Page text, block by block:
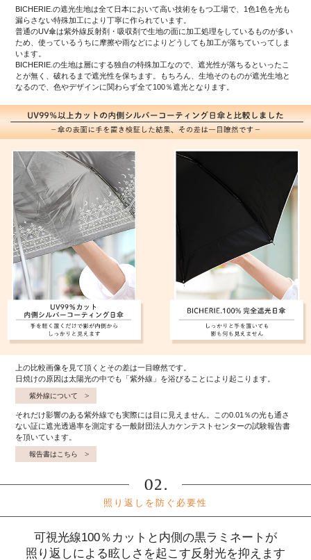
BICHERIE.の遮光生地は全て日本において高い技術をもつ工場で、1色1色を光も
漏らさない特殊加工により丁寧に作られています。
普通のUV傘は紫外線反射剤・吸収剤で生地の面に加工処理をしているものが多い
ため、使っているうちに摩擦や雨などによりどうしても加工が落ちていってしま
います。
BICHERIE.の生地は層にする独自の特殊加工なので、遮光性が落ちるといったこ
とが無く、破れるまで遮光性を保ちます。もちろん、生地そのものが遮光生地と
なるので、色やデザインに関わらず全て100％遮光となります。
上の比較画像を見て頂くとその差は一目瞭然です。
日焼けの原因は太陽光の中でも「紫外線」を浴びることにより起こります。
紫外線について
それだけ影響のある紫外線でも実際には目に見えません。この0.01％の光も通さ
ない証に遮光透過率を測定する一般財団法人カケンテストセンターの試験報告書
を頂いています。
報告書はこちら
照り返しを防ぐ必要性
可視光線100％カットと内側の黒ラミネートが
照り返しによる眩しさを起こす反射光を抑えます